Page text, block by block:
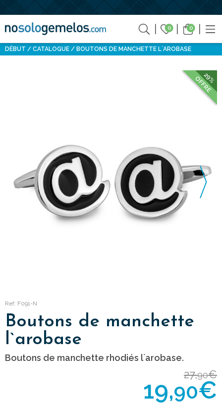
0 0
DÉBUT CATALOGUE BOUTONS DE MANCHETTE L`AROBASE
29%
OFFRE
Ref: F091-N
Boutons de manchette
l`arobase
Boutons de manchette rhodiés l`arobase.
27,90€
19,90€